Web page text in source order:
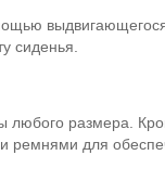
сиденья.
любого размера.
ремнями для